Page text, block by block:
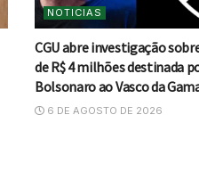
NOTICIAS
CGU abre investigação
de R$ 4 milhões destinada
Bolsonaro ao Vasco da
6 DE AGOSTO DE 2026